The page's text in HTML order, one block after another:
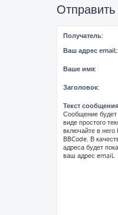
Получатель:
Ваш адрес email:
Ваше имя:
Заголовок:
Текст
Сообщение будет
виде простого
включайте в него
BBCode. В
адреса будет
ваш адрес email.